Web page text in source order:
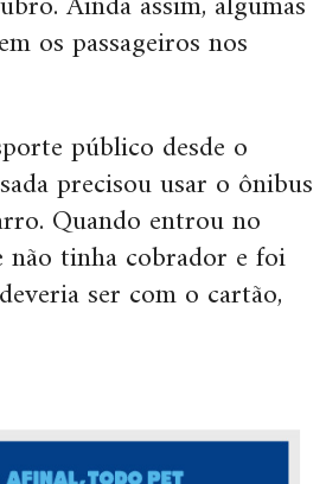
os passageiros nos
público desde o
precisou usar o ônibus
Quando entrou no
tinha cobrador e foi
ser com o cartão,